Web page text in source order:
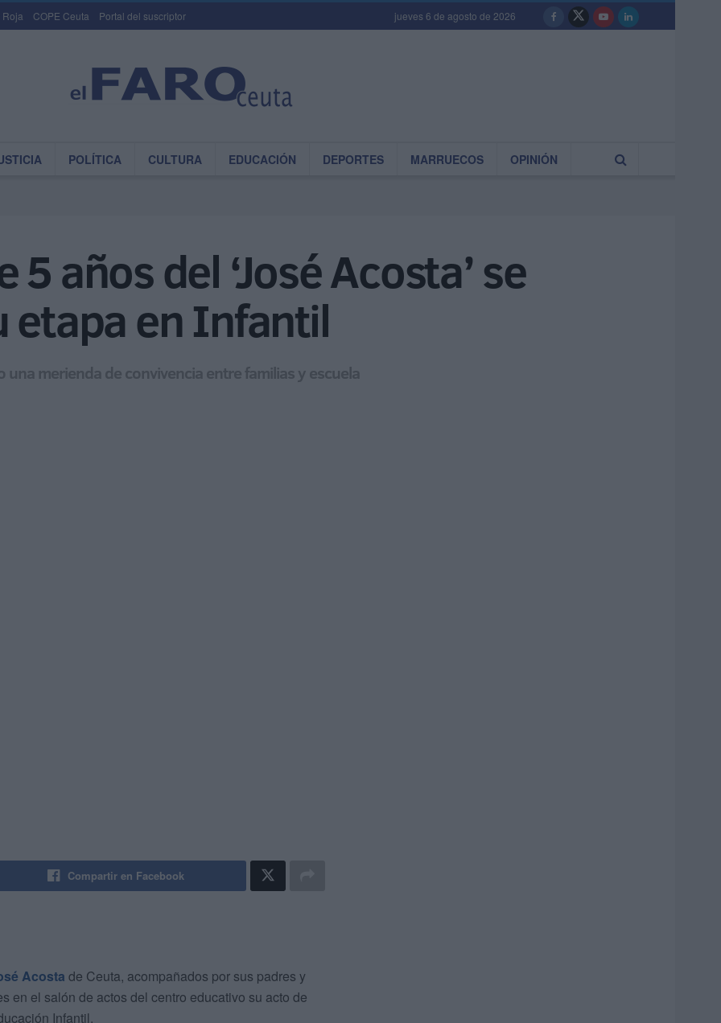
Roja COPE Ceuta Portal del suscriptor jueves 6 de agosto de 2026
POLÍTICA CULTURA EDUCACIÓN DEPORTES MARRUECOS OPINIÓN
años del ‘José Acosta’ se
etapa en Infantil
merienda de convivencia entre familias y escuela
Compartir en Facebook
Acosta de Ceuta, acompañados por sus padres y
en el salón de actos del centro educativo su acto de
Infantil.